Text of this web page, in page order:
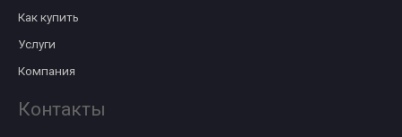
Как купить
Услуги
Компания
Контакты